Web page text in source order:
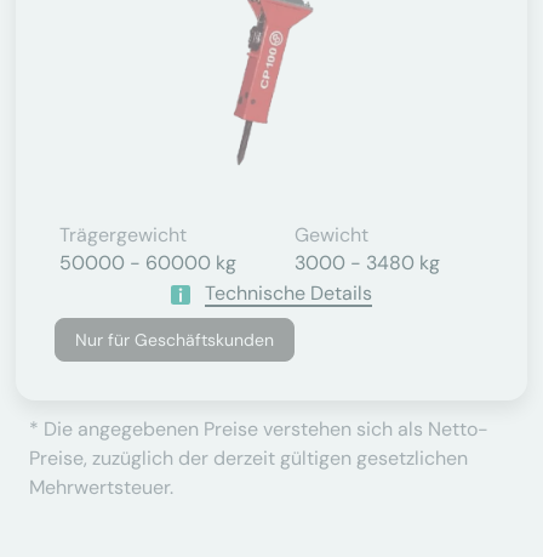
Trägergewicht
50000 - 60000 kg
Gewicht
3000 - 3480 kg
Technische Details
Nur für Geschäftskunden
* Die angegebenen Preise verstehen sich als Netto-
Preise, zuzüglich der derzeit gültigen gesetzlichen
Mehrwertsteuer.